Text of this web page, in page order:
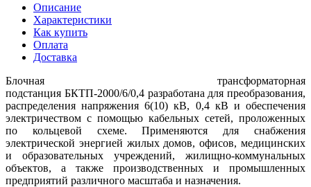
Описание
Характеристики
Как купить
Оплата
Доставка
Блочная трансформаторная
подстанция БКТП-2000/6/0,4 разработана для преобразования,
распределения напряжения 6(10) кВ, 0,4 кВ и обеспечения
электричеством с помощью кабельных сетей, проложенных
по кольцевой схеме. Применяются для снабжения
электрической энергией жилых домов, офисов, медицинских
и образовательных учреждений, жилищно-коммунальных
объектов, а также производственных и промышленных
предприятий различного масштаба и назначения.